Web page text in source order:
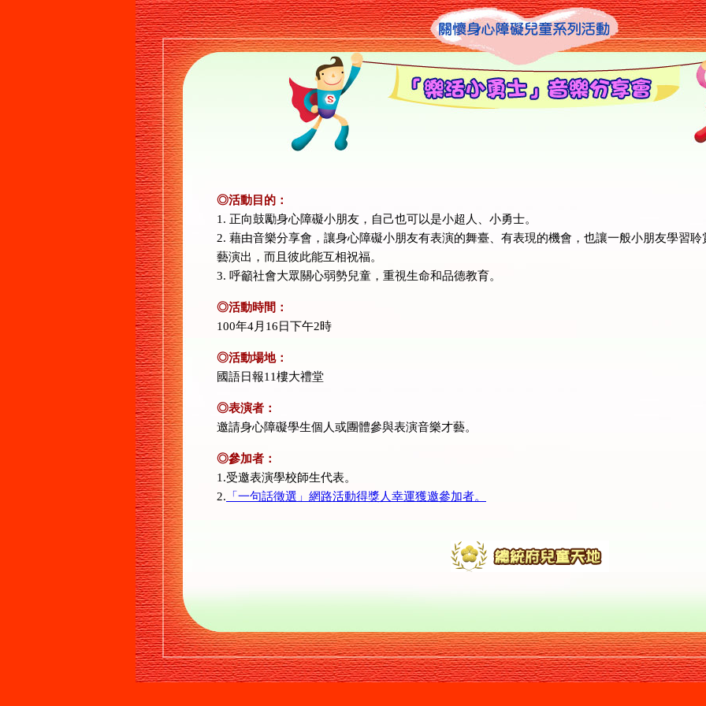
◎活動目的：
1. 正向鼓勵身心障礙小朋友，自己也可以是小超人、小勇士。
2. 藉由音樂分享會，讓身心障礙小朋友有表演的舞臺、有表現的機會，也讓一般小朋友學習
藝演出，而且彼此能互相祝福。
3. 呼籲社會大眾關心弱勢兒童，重視生命和品德教育。
◎活動時間：
100年4月16日下午2時
◎活動場地：
國語日報11樓大禮堂
◎表演者：
邀請身心障礙學生個人或團體參與表演音樂才藝。
◎參加者：
1.受邀表演學校師生代表。
2. 「一句話徵選」網路活動得獎人幸運獲邀參加者。